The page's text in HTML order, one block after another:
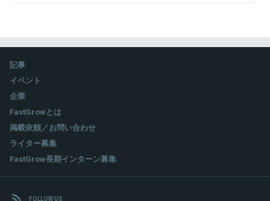
記事
イベント
企業
FastGrowとは
掲載依頼／お問い合わせ
ライター募集
FastGrow長期インターン募集
FOLLOW US